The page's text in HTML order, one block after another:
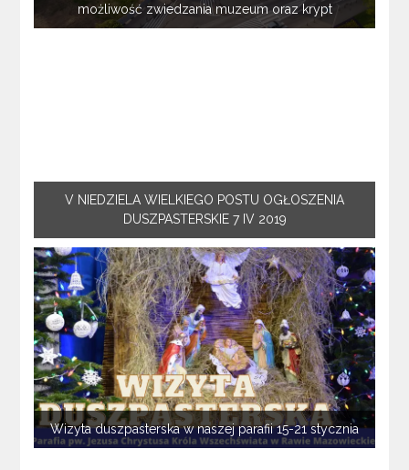
możliwość zwiedzania muzeum oraz krypt
V NIEDZIELA WIELKIEGO POSTU OGŁOSZENIA
DUSZPASTERSKIE 7 IV 2019
Wizyta duszpasterska w naszej parafii 15-21 stycznia